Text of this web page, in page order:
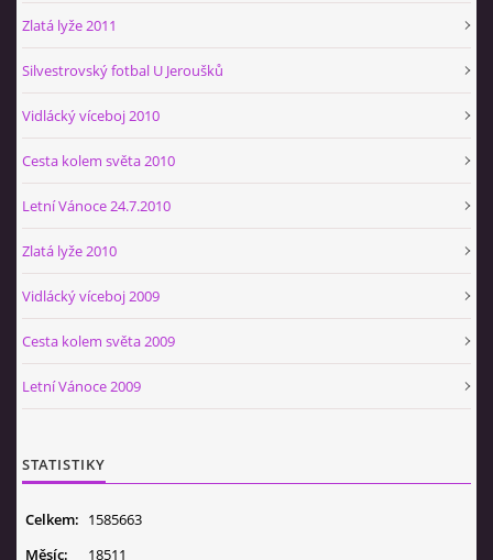
Zlatá lyže 2011
Silvestrovský fotbal U Jeroušků
Vidlácký víceboj 2010
Cesta kolem světa 2010
Letní Vánoce 24.7.2010
Zlatá lyže 2010
Vidlácký víceboj 2009
Cesta kolem světa 2009
Letní Vánoce 2009
STATISTIKY
Celkem: 1585663
Měsíc:
18511